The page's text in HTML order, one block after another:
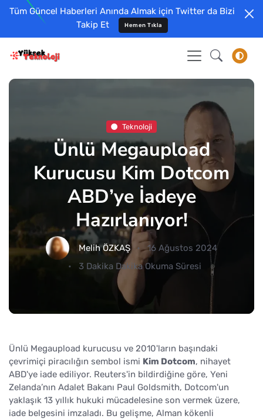
Tüm Güncel Haberleri Anında Almak için Twitter da Bizi
Takip Et
Hemen Tıkla
Teknoloji
Ünlü Megaupload
Kurucusu Kim Dotcom
ABD’ye İadeye
Hazırlanıyor!
Melih ÖZKAŞ
16 Ağustos 2024
3 Dakika Dakika Okuma Süresi
Ünlü Megaupload kurucusu ve 2010'ların başındaki
çevrimiçi piracılığın sembol ismi Kim Dotcom, nihayet
ABD'ye iade ediliyor. Reuters'in bildirdiğine göre, Yeni
Zelanda’nın Adalet Bakanı Paul Goldsmith, Dotcom'un
yaklaşık 13 yıllık hukuki mücadelesine son vermek üzere,
iade belgesini imzaladı. Bu gelişme, Alman kökenli